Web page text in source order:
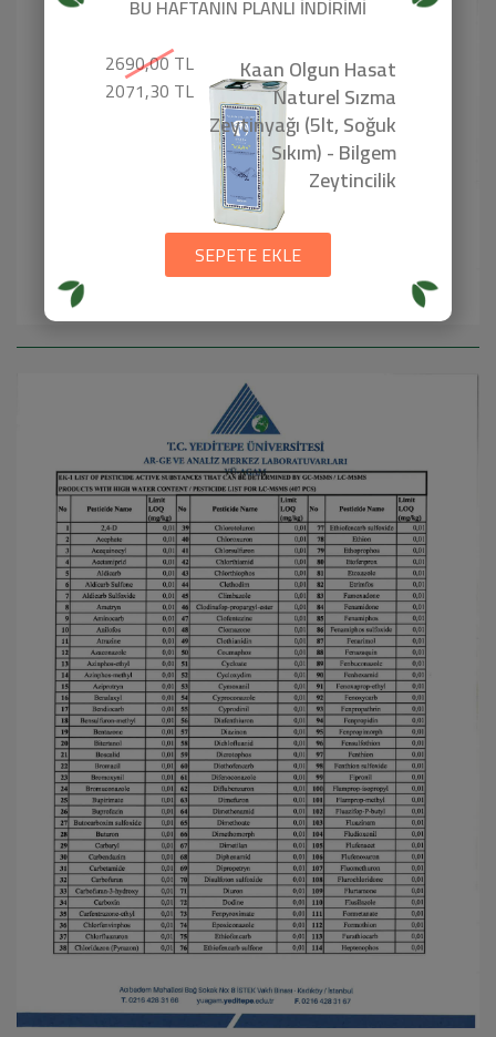
BU HAFTANIN PLANLI İNDİRİMİ
2690,00 TL
2071,30 TL
Kaan Olgun Hasat
Naturel Sızma
Zeytinyağı (5lt, Soğuk
Sıkım) - Bilgem
Zeytincilik
SEPETE EKLE